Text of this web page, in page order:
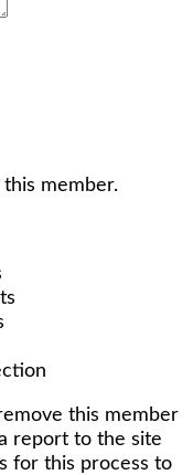
member.
this member
report to the site
for this process to